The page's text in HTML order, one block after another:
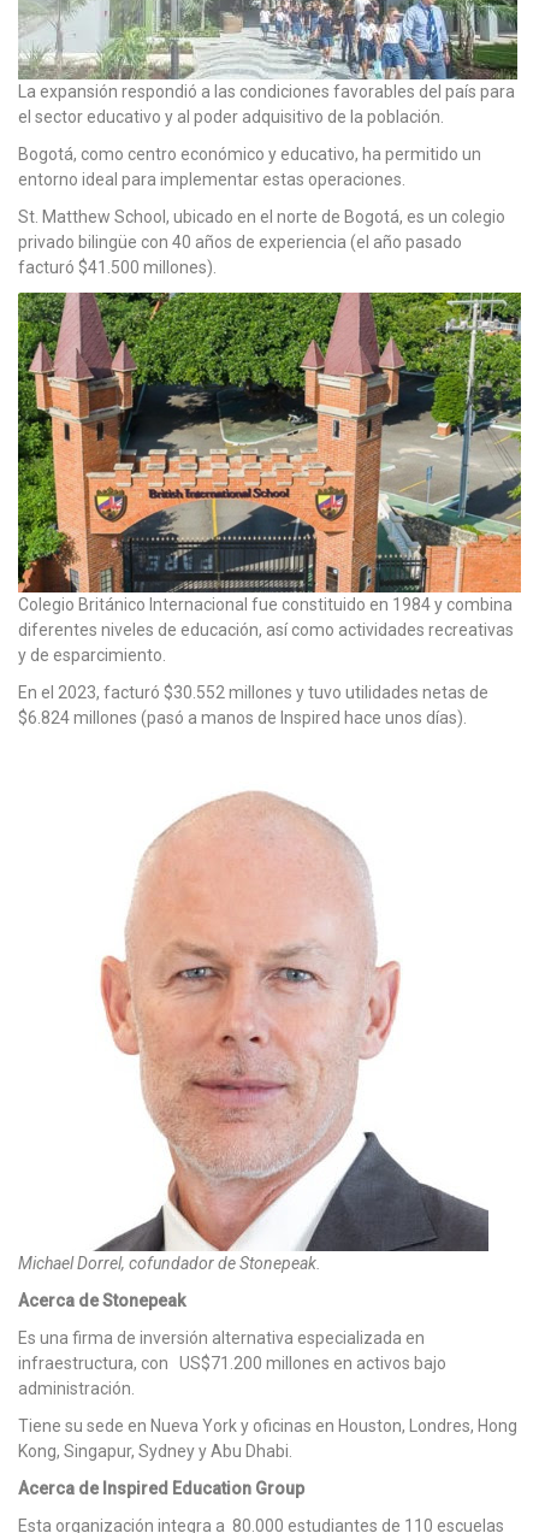
La expansión respondió a las condiciones favorables del país para
el sector educativo y al poder adquisitivo de la población.
Bogotá, como centro económico y educativo, ha permitido un
entorno ideal para implementar estas operaciones.
St. Matthew School, ubicado en el norte de Bogotá, es un colegio
privado bilingüe con 40 años de experiencia (el año pasado
facturó $41.500 millones).
Colegio Británico Internacional fue constituido en 1984 y combina
diferentes niveles de educación, así como actividades recreativas
y de esparcimiento.
En el 2023, facturó $30.552 millones y tuvo utilidades netas de
$6.824 millones (pasó a manos de Inspired hace unos días).
Michael Dorrel, cofundador de Stonepeak.
Acerca de Stonepeak
Es una firma de inversión alternativa especializada en
infraestructura, con US$71.200 millones en activos bajo
administración.
Tiene su sede en Nueva York y oficinas en Houston, Londres, Hong
Kong, Singapur, Sydney y Abu Dhabi.
Acerca de Inspired Education Group
Esta organización integra a 80.000 estudiantes de 110 escuelas